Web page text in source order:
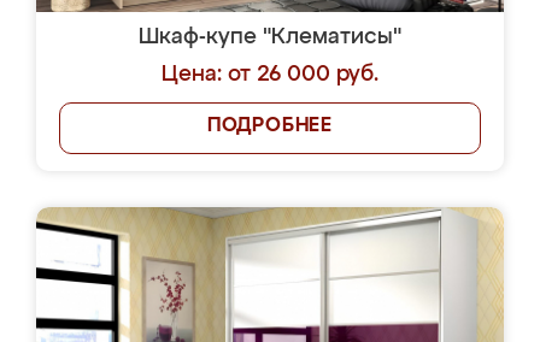
Шкаф-купе "Клематисы"
Цена: от 26 000 руб.
ПОДРОБНЕЕ